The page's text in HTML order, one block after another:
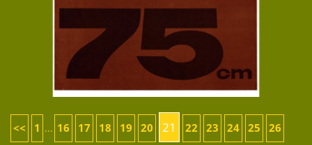
<< 1 ... 16 17 18 19 20 21 22 23 24 25 26